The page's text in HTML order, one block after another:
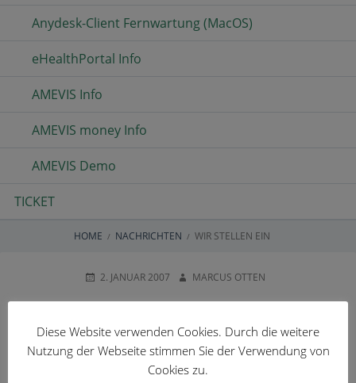
Anydesk-Client Fernwartung (MacOS)
eHealthPortal Info
AMEVIS Info
AMEVIS money Info
AMEVIS Demo
TICKET
BREADCRUMBS
HOME NACHRICHTEN WIR STELLEN EIN
POSTED
2. JANUAR 2007 AUTHOR
MARCUS OTTEN
WIR STELLEN EIN
otten software wächst mit dem Bedarf seiner
Diese Website verwenden Cookies. Durch die weitere
Nutzung der Webseite stimmen Sie der Verwendung von
Cookies zu.